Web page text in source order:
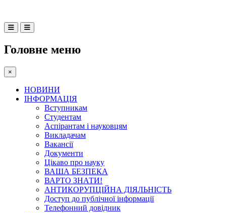
Головне меню
×
НОВИНИ
ІНФОРМАЦІЯ
Вступникам
Студентам
Аспірантам і науковцям
Викладачам
Вакансії
Документи
Цікаво про науку
ВАША БЕЗПЕКА
ВАРТО ЗНАТИ!
АНТИКОРУПЦІЙНА ДІЯЛЬНІСТЬ
Доступ до публічної інформації
Телефонний довідник